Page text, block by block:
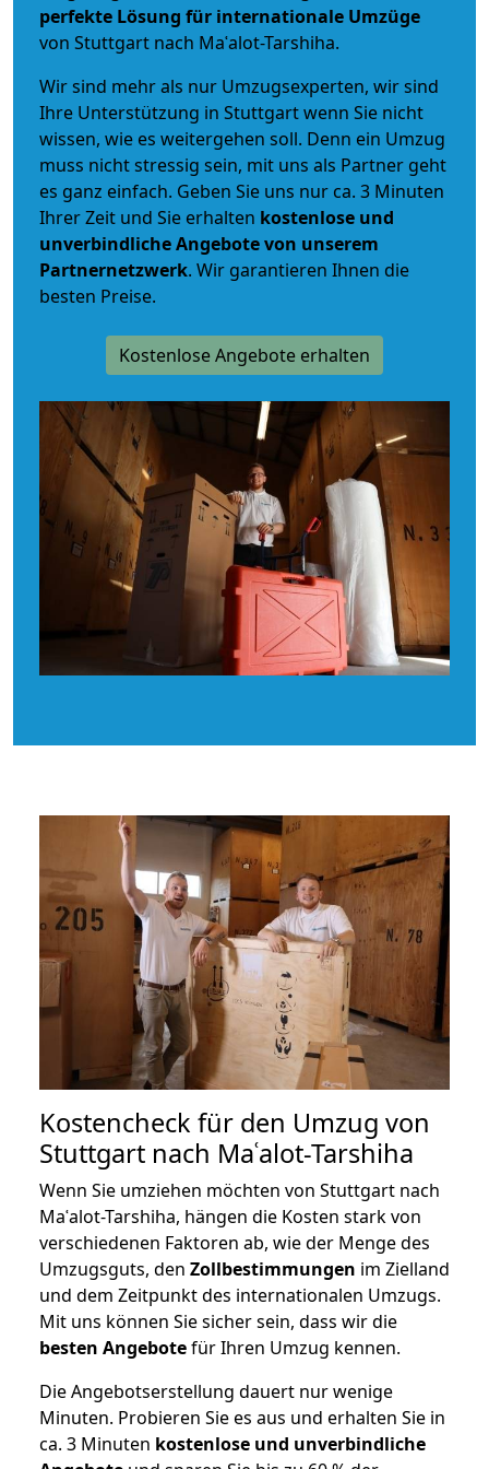
perfekte Lösung für internationale Umzüge
von Stuttgart nach Maʿalot-Tarshiha.
Wir sind mehr als nur Umzugsexperten, wir sind
Ihre Unterstützung in Stuttgart wenn Sie nicht
wissen, wie es weitergehen soll. Denn ein Umzug
muss nicht stressig sein, mit uns als Partner geht
es ganz einfach. Geben Sie uns nur ca. 3 Minuten
Ihrer Zeit und Sie erhalten kostenlose und
unverbindlicheAngebote von unserem
Partnernetzwerk. Wir garantieren Ihnen die
besten Preise.
Kostenlose Angebote erhalten
Kostencheck für den Umzug von
Stuttgart nach Maʿalot-Tarshiha
Wenn Sie umziehen möchten von Stuttgart nach
Maʿalot-Tarshiha, hängen die Kosten stark von
verschiedenen Faktoren ab, wie der Menge des
Umzugsguts, den Zollbestimmungen im Zielland
und dem Zeitpunkt des internationalen Umzugs.
Mit uns können Sie sicher sein, dass wir die
besten Angebotefür Ihren Umzug kennen.
Die Angebotserstellung dauert nur wenige
Minuten. Probieren Sie es aus und erhalten Sie in
ca. 3 Minuten kostenlose und unverbindliche